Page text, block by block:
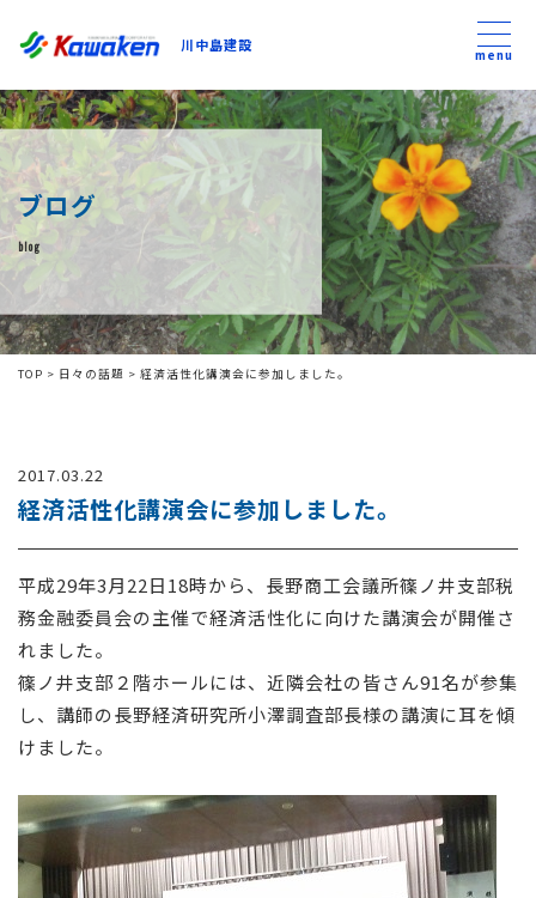
川中島建設
川中島建設
トップ
トピックス
事業内容
私たちについて
コンテンツ
採用情報
お問い合わせ
menu
ブログ
blog
TOP > 日々の話題 > 経済活性化講演会に参加しました。
2017.03.22
経済活性化講演会に参加しました。
平成29年3月22日18時から、長野商工会議所篠ノ井支部税
務金融委員会の主催で経済活性化に向けた講演会が開催さ
れました。
篠ノ井支部２階ホールには、近隣会社の皆さん91名が参集
し、講師の長野経済研究所小澤調査部長様の講演に耳を傾
けました。